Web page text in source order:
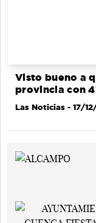
Visto bueno a
provincia con
Las Noticias - 17/